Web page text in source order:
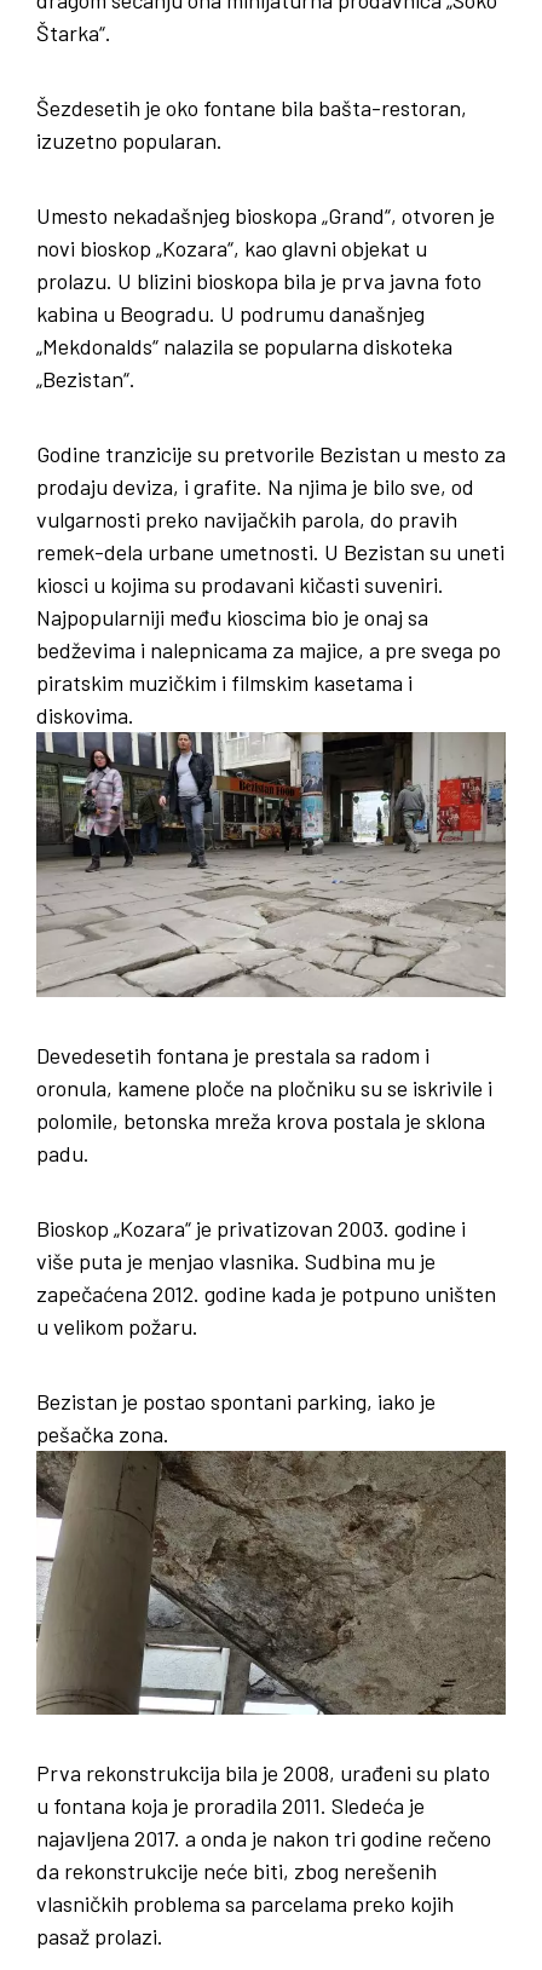
Štarka“.
Šezdesetih je oko fontane bila bašta-restoran,
izuzetno popularan.
Umesto nekadašnjeg bioskopa „Grand“, otvoren je
novi bioskop „Kozara“, kao glavni objekat u
prolazu. U blizini bioskopa bila je prva javna foto
kabina u Beogradu. U podrumu današnjeg
„Mekdonalds“ nalazila se popularna diskoteka
„Bezistan“.
Godine tranzicije su pretvorile Bezistan u mesto za
prodaju deviza, i grafite. Na njima je bilo sve, od
vulgarnosti preko navijačkih parola, do pravih
remek-dela urbane umetnosti. U Bezistan su uneti
kiosci u kojima su prodavani kičasti suveniri.
Najpopularniji među kioscima bio je onaj sa
bedževima i nalepnicama za majice, a pre svega po
piratskim muzičkim i filmskim kasetama i
diskovima.
Devedesetih fontana je prestala sa radom i
oronula, kamene ploče na pločniku su se iskrivile i
polomile, betonska mreža krova postala je sklona
padu.
Bioskop „Kozara“ je privatizovan 2003. godine i
više puta je menjao vlasnika. Sudbina mu je
zapečaćena 2012. godine kada je potpuno uništen
u velikom požaru.
Bezistan je postao spontani parking, iako je
pešačka zona.
Prva rekonstrukcija bila je 2008, urađeni su plato
u fontana koja je proradila 2011. Sledeća je
najavljena 2017. a onda je nakon tri godine rečeno
da rekonstrukcije neće biti, zbog nerešenih
vlasničkih problema sa parcelama preko kojih
pasaž prolazi.